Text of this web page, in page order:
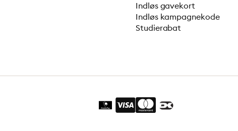
Indløs gavekort
Indløs kampagnekode
Studierabat